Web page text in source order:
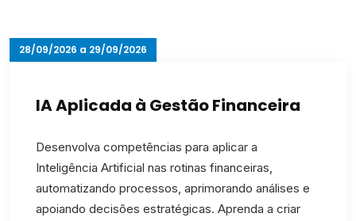
28/09/2026 a 29/09/2026
IA Aplicada à Gestão Financeira
Desenvolva competências para aplicar a
Inteligência Artificial nas rotinas financeiras,
automatizando processos, aprimorando análises e
apoiando decisões estratégicas. Aprenda a criar